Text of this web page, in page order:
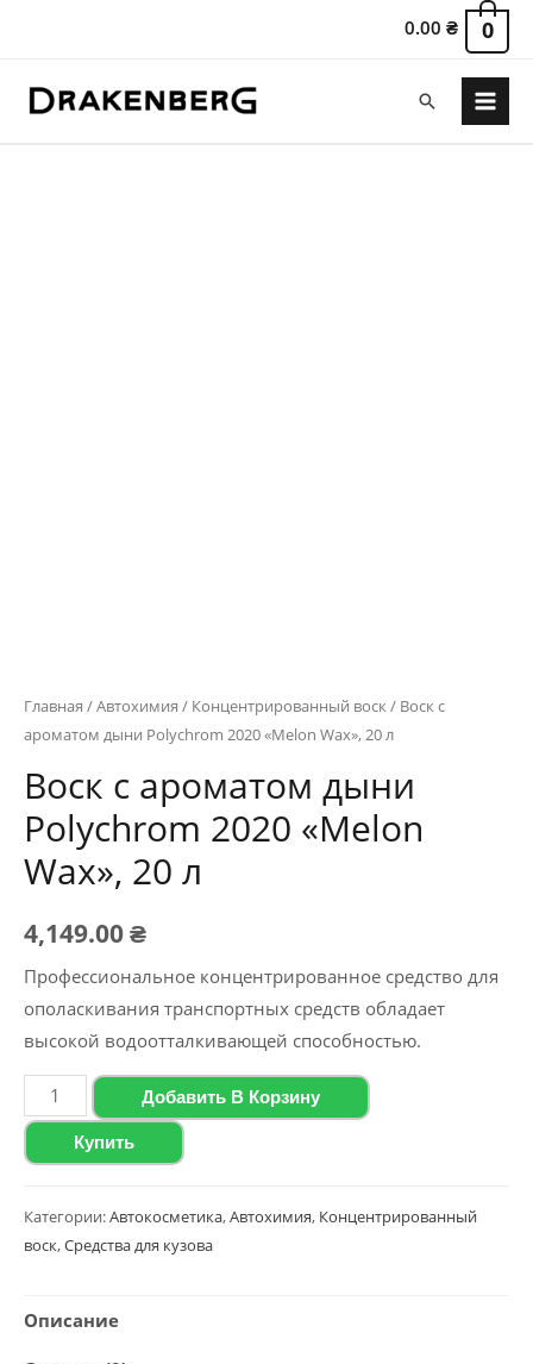
0.00₴ 0
Поиск
Main
Главная /Автохимия / Концентрированный воск/ Воск с
ароматом дыни Polychrom 2020 «Melon Wax», 20 л
Воск с ароматом дыни
Polychrom 2020 «Melon
Wax», 20 л
4,149.00₴
Профессиональное концентрированное средство для
ополаскивания транспортных средств обладает
высокой водоотталкивающей способностью.
Количество
товара
Воск
ароматом
дыни
2020
Добавить В Корзину
Купить
Категории:Автокосметика,Автохимия, Концентрированный
воск,Средства для кузова
Описание